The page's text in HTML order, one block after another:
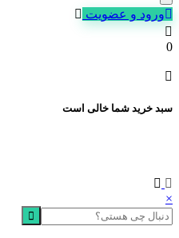
ورود و عضویت
0
سبد خرید شما خالی است
×